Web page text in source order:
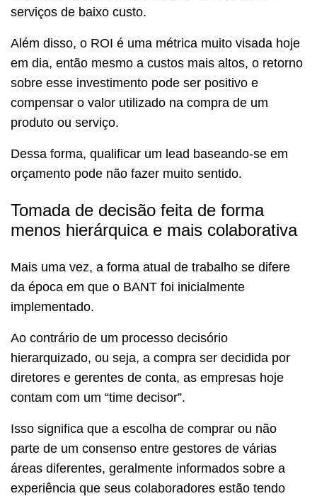
serviços de baixo custo.
Além disso, o ROI é uma métrica muito visada hoje
em dia, então mesmo a custos mais altos, o retorno
sobre esse investimento pode ser positivo e
compensar o valor utilizado na compra de um
produto ou serviço.
Dessa forma, qualificar um lead baseando-se em
orçamento pode não fazer muito sentido.
Tomada de decisão feita de forma
menos hierárquica e mais colaborativa
Mais uma vez, a forma atual de trabalho se difere
da época em que o BANT foi inicialmente
implementado.
Ao contrário de um processo decisório
hierarquizado, ou seja, a compra ser decidida por
diretores e gerentes de conta, as empresas hoje
contam com um “time decisor”.
Isso significa que a escolha de comprar ou não
parte de um consenso entre gestores de várias
áreas diferentes, geralmente informados sobre a
experiência que seus colaboradores estão tendo